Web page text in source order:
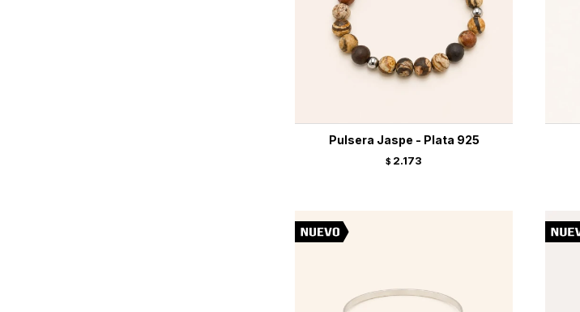
Pulsera Jaspe - Plata 925
$ 2.173